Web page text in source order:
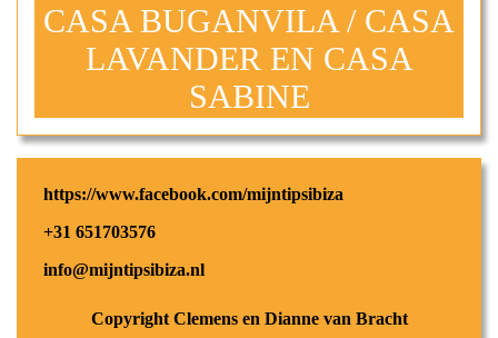
CASA BUGANVILA / CASA
LAVANDER EN CASA
SABINE
https://www.facebook.com/mijntipsibiza
+31 651703576
info@mijntipsibiza.nl
Copyright Clemens en Dianne van Bracht